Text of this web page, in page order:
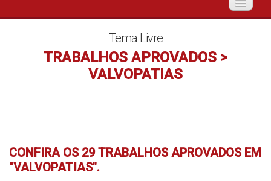
Organização
Inscrições
Tema Livre
TRABALHOS APROVADOS >
VALVOPATIAS
CONFIRA OS 29 TRABALHOS APROVADOS EM
"VALVOPATIAS".